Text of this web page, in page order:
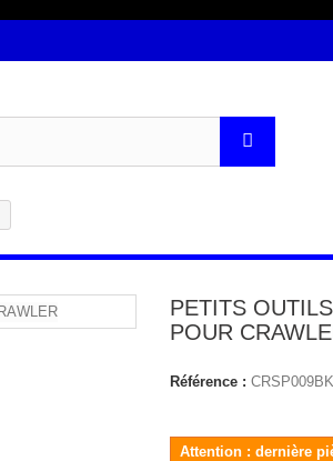
PETITS
POUR
Référence : CRSP009BK
Attention : dernière